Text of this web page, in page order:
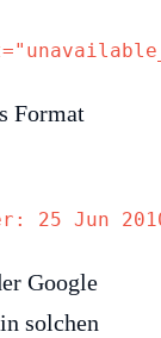
Format
25 Jun
Google
solchen